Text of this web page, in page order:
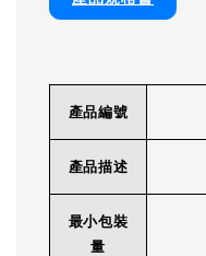
產品編號
產品描述
最小包裝
量